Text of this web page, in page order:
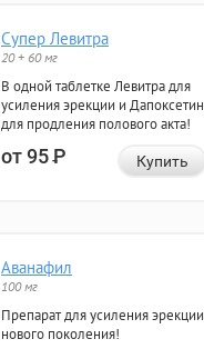
Супер Левитра
20 + 60 мг
В одной таблетке Левитра для
усиления эрекции и Дапоксетин
для продления полового акта!
от 95Р Купить
Аванафил
100 мг
Препарат для усиления эрекции
нового поколения!